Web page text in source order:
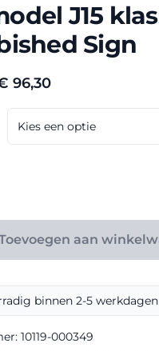
J15
Sign
96,30Prijsklasse:
€ 67,50
tot
€ 96,30
aan
binnen 2-5
10119-000349